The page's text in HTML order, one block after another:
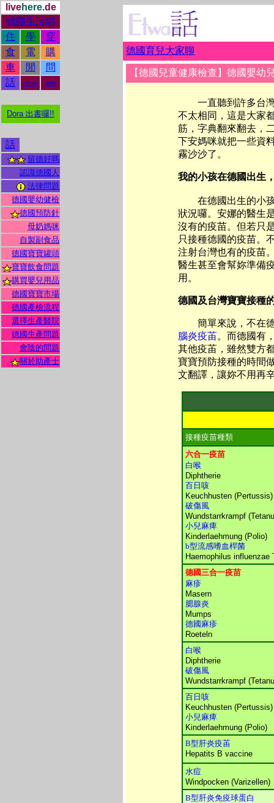
livehere.de
德國生活網
住
學
穿
食
電
購
車
閒
問
話
news info
Dora 出書囉!!
話
留德好嗎
認識德國人
法律問題
德國嬰幼健檢
德國預防針
母奶媽咪
自製副食品
德國寶寶罐頭
寶寶飲食問題
購買嬰兒用品
德國寶寶市場
德國產檢流程
選擇生產醫院
德國生產問題
會陰的問題
關於助產士
德國育兒大家聊
【德國兒童健康檢查】德國嬰幼
一直聽到許多台灣
不太相同，這是大家
筋，字典翻來翻去，
下安媽咪就把一些資
霧沙沙了。
我的小孩在德國出生
在德國出生的小孩
狀況囉。安娜的醫生
沒有的疫苗。但若只
只接種德國的疫苗。
注射台灣也有的疫苗
醫生甚至會幫妳準備
用。
德國及台灣寶寶接種
簡單來說，不在德
腦炎疫苖。而德國有
其他疫苖，雖然雙方
寶寶預防接種的時間
文翻譯，讓妳不用再
接種疫苗種類
六合一疫苗
白喉
Diphtherie
百日咳
Keuchhusten (Pertussis)
破傷風
Wundstarrkrampf
小兒麻痺
Kinderlaehmung (Polio)
b型流感嗜血桿菌
Haemophilus influenzae
德國三合一疫苗
麻疹
Masern
腮腺炎
Mumps
德國麻疹
Roeteln
白喉
Diphtherie
破傷風
Wundstarrkrampf
百日咳
Keuchhusten (Pertussis)
小兒麻痺
Kinderlaehmung (Polio)
B型肝炎疫苖
Hepatits B vaccine
水痘
Windpocken (Varizellen)
B型肝炎免疫球蛋白